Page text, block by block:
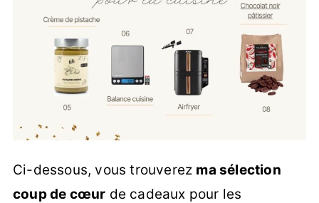
Ci-dessous, vous trouverez ma sélection
coup de cœur de cadeaux pour les